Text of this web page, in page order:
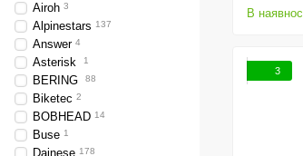
В
3
Airoh 3
Alpinestars 137
Answer 4
Asterisk 1
BERING 88
Biketec 2
BOBHEAD 14
Buse 1
Dainese 178